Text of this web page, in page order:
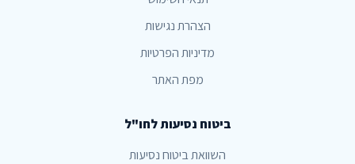
הצהרת נגישות
מדיניות הפרטיות
מפת האתר
ביטוח נסיעות לחו"ל
השוואת ביטוח נסיעות